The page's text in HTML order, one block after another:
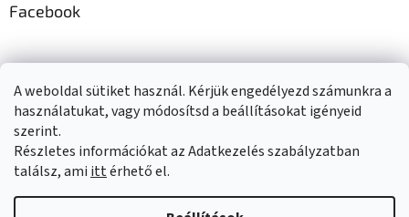
A weboldal sütiket használ. Kérjük engedélyezd számunkra a
használatukat, vagy módosítsd a beállításokat igényeid
szerint.
Részletes információkat az Adatkezelés szabályzatban
találsz, ami ittérhető el.
Facebook
Adatkezelési tájékoztató Elérhetőségeink Impresszum
Üzleti feltételek (ÁSZF) Jótállási tájékoztató